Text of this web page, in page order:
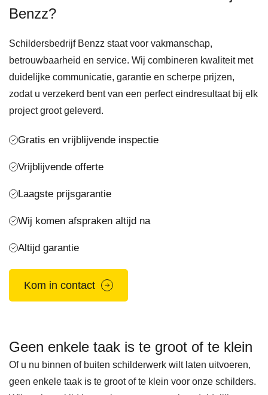
Benzz?
Schildersbedrijf Benzz staat voor vakmanschap,
betrouwbaarheid en service. Wij combineren kwaliteit met
duidelijke communicatie, garantie en scherpe prijzen,
zodat u verzekerd bent van een perfect eindresultaat bij elk
project groot geleverd.
Gratis en vrijblijvende inspectie
Vrijblijvende offerte
Laagste prijsgarantie
Wij komen afspraken altijd na
Altijd garantie
Kom in contact
Geen enkele taak is te groot of te klein
Of u nu binnen of buiten schilderwerk wilt laten uitvoeren,
geen enkele taak is te groot of te klein voor onze schilders.